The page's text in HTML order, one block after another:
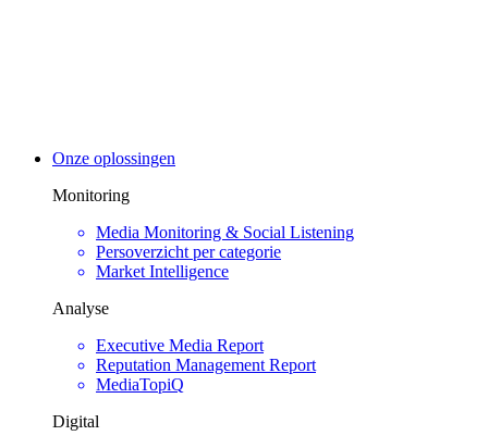
Onze oplossingen
Monitoring
Media Monitoring & Social Listening
Persoverzicht per categorie
Market Intelligence
Analyse
Executive Media Report
Reputation Management Report
MediaTopiQ
Digital